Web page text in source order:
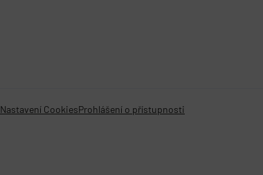
Nastavení CookiesProhlášení o přístupnosti